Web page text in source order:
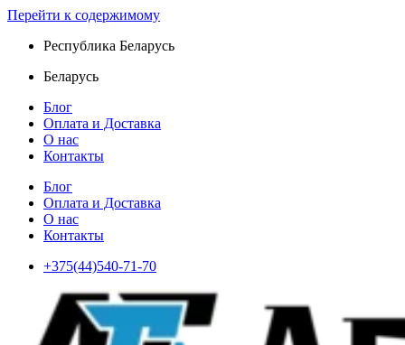
Перейти к содержимому
Республика Беларусь
Беларусь
Блог
Оплата и Доставка
О нас
Контакты
Блог
Оплата и Доставка
О нас
Контакты
+375(44)540-71-70